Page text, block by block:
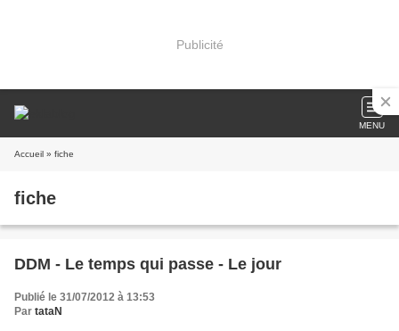
Publicité
MENU
Accueil » fiche
fiche
DDM - Le temps qui passe - Le jour
Publié le 31/07/2012 à 13:53
Par tataN